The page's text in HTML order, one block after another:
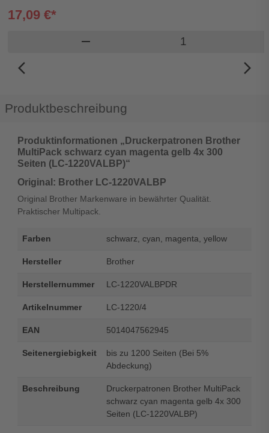
17,09 €*
remove Produkt
arrow_back_ios_new arrow_forward_ios
Produktbeschreibung
Produktinformationen „Druckerpatronen Brother
MultiPack schwarz cyan magenta gelb 4x 300
Seiten (LC-1220VALBP)“
Original: Brother LC-1220VALBP
Original Brother Markenware in bewährter Qualität.
Praktischer Multipack.
Farben schwarz, cyan, magenta, yellow
Hersteller Brother
Herstellernummer LC-1220VALBPDR
Artikelnummer LC-1220/4
EAN 5014047562945
Seitenergiebigkeit
bis zu 1200 Seiten (Bei 5%
Abdeckung)
Beschreibung
Druckerpatronen Brother MultiPack
schwarz cyan magenta gelb 4x 300
Seiten (LC-1220VALBP)